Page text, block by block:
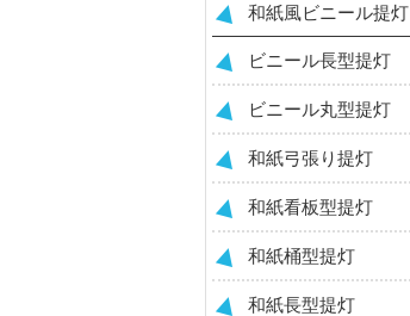
和紙風ビニール提灯
ビニール長型提灯
ビニール丸型提灯
和紙弓張り提灯
和紙看板型提灯
和紙桶型提灯
和紙長型提灯